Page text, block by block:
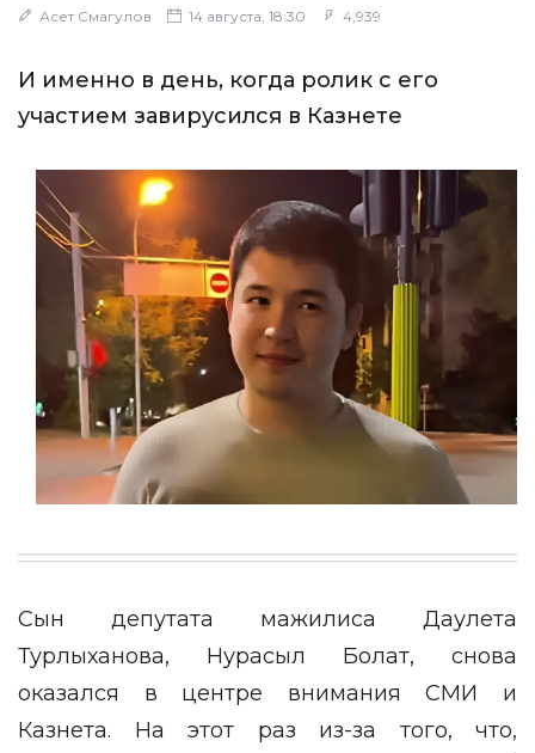
Асет Смагулов 14 августа, 18:30 4,939
И именно в день, когда ролик с его
участием завирусился в Казнете
Сын депутата мажилиса Даулета
Турлыханова, Нурасыл Болат, снова
оказался в центре внимания СМИ и
Казнета. На этот раз из-за того, что,